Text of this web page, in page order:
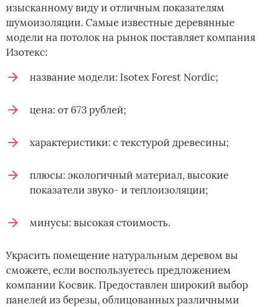
изысканному виду и отличным показателям
шумоизоляции. Самые известные деревянные
модели на потолок на рынок поставляет компания
Изотекс:
название модели: Isotex Forest Nordic;
цена: от 673 рублей;
характеристики: с текстурой древесины;
плюсы: экологичный материал, высокие
показатели звуко- и теплоизоляции;
минусы: высокая стоимость.
Украсить помещение натуральным деревом вы
сможете, если воспользуетесь предложением
компании Косвик. Предоставлен широкий выбор
панелей из березы, облицованных различными